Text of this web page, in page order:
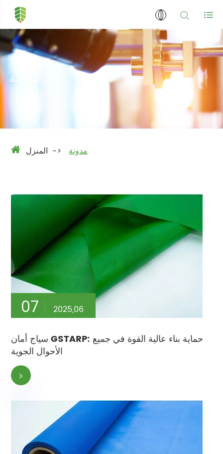
مدونة
المنزل مدونة
07 2025,06
سياج أمان GSTARP: حماية بناء عالية القوة في جميع
الأحوال الجوية